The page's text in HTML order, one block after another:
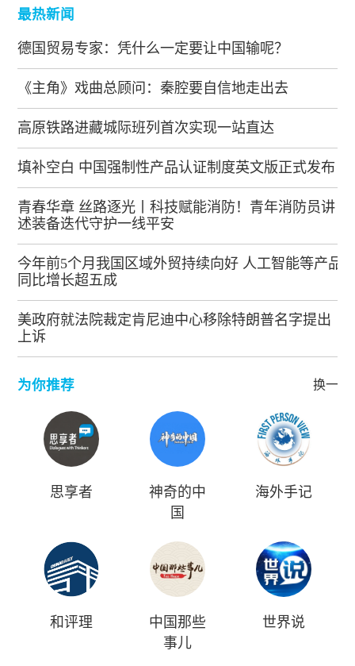
最热新闻
德国贸易专家：凭什么一定要让中国输呢？
《主角》戏曲总顾问：秦腔要自信地走出去
高原铁路进藏城际班列首次实现一站直达
填补空白 中国强制性产品认证制度英文版正式发布
青春华章 丝路逐光丨科技赋能消防！青年消防员讲
述装备迭代守护一线平安
今年前5个月我国区域外贸持续向好 人工智能等产品
同比增长超五成
美政府就法院裁定肯尼迪中心移除特朗普名字提出
上诉
为你推荐 换一批
思享者
神奇的中
国
海外手记
和评理
中国那些
事儿
世界说